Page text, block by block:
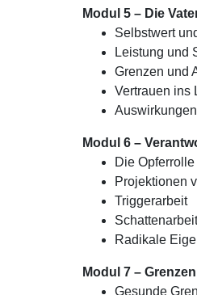
Modul 5 – Die
Selbstwert
Leistung und
Grenzen und
Vertrauen ins
Modul 6 –
Die
Projektionen
Triggerarbeit
Schattenarbeit
Radikale
Modul 7 –
Gesunde